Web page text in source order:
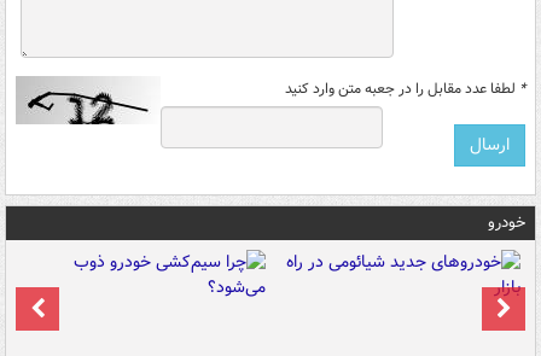
* لطفا عدد مقابل را در جعبه متن وارد کنید
خودرو